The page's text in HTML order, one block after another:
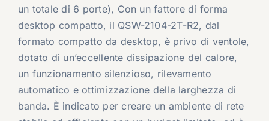
un totale di 6 porte), Con un fattore di forma
desktop compatto, il QSW-2104-2T-R2, dal
formato compatto da desktop, è privo di ventole,
dotato di un’eccellente dissipazione del calore,
un funzionamento silenzioso, rilevamento
automatico e ottimizzazione della larghezza di
banda. È indicato per creare un ambiente di rete